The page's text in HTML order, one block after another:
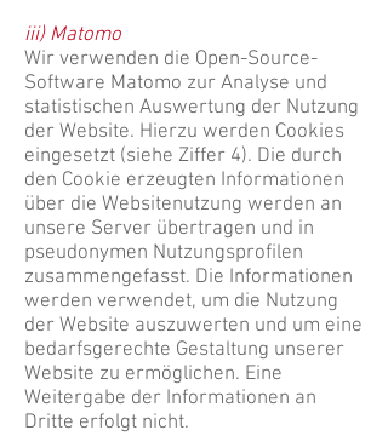
iii) Matomo
Wir verwenden die Open-Source-
Software Matomo zur Analyse und
statistischen Auswertung der Nutzung
der Website. Hierzu werden Cookies
eingesetzt (siehe Ziffer 4). Die durch
den Cookie erzeugten Informationen
über die Websitenutzung werden an
unsere Server übertragen und in
pseudonymen Nutzungsprofilen
zusammengefasst. Die Informationen
werden verwendet, um die Nutzung
der Website auszuwerten und um eine
bedarfsgerechte Gestaltung unserer
Website zu ermöglichen. Eine
Weitergabe der Informationen an
Dritte erfolgt nicht.